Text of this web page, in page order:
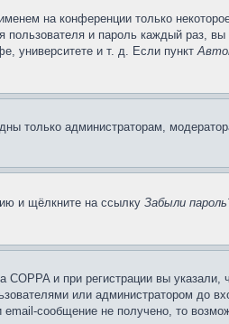
на конференции только
и пароль каждый раз,
университете и т. д. Если пункт
только администраторам,
и щёлкните на ссылку Забыли
и при регистрации вы указали,
или администратором до
сообщение не получено, то